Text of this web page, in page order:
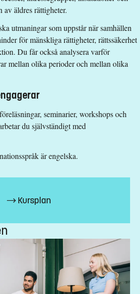
äldres rättigheter.
utmaningar som uppstår när samhällen
för mänskliga rättigheter, rättssäkerhet
Du får också analysera varför
mellan olika perioder och mellan olika
seminarier, workshops och
du självständigt med
är engelska.
Kursplan